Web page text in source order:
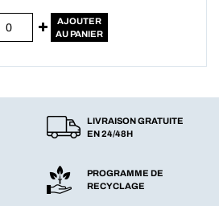
AJOUTER
AU PANIER
LIVRAISON GRATUITE
EN 24/48H
PROGRAMME DE
RECYCLAGE